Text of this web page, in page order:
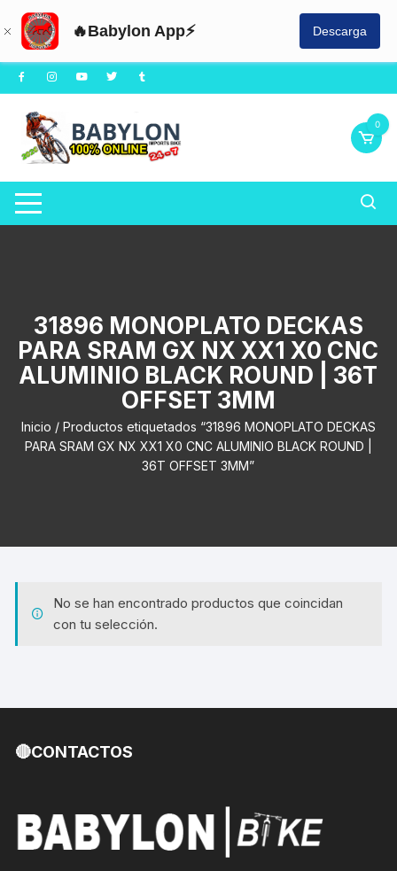
🔥Babylon App⚡ Descarga
Saltar
al
contenido
0
31896 MONOPLATO DECKAS
PARA SRAM GX NX XX1 X0 CNC
ALUMINIO BLACK ROUND | 36T
OFFSET 3MM
Inicio / Productos etiquetados “31896 MONOPLATO DECKAS
PARA SRAM GX NX XX1 X0 CNC ALUMINIO BLACK ROUND |
36T OFFSET 3MM”
No se han encontrado productos que coincidan
con tu selección.
🔴CONTACTOS